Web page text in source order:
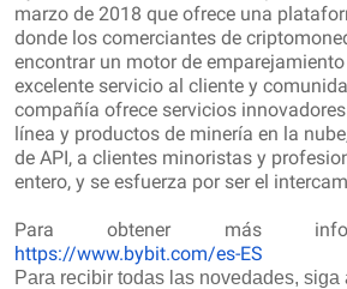
marzo de 2018 que ofrece una
donde los comerciantes de
encontrar un motor de
excelente servicio al cliente y
compañía ofrece servicios
línea y productos de minería en la
de API, a clientes minoristas y
entero, y se esfuerza por ser el
Para obtener más
https://www.bybit.com/es-ES
Para recibir todas las novedades, siga